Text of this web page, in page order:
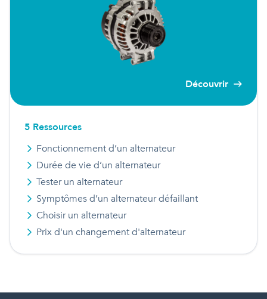
Découvrir
5 Ressources
Fonctionnement d’un alternateur
Durée de vie d’un alternateur
Tester un alternateur
Symptômes d’un alternateur défaillant
Choisir un alternateur
Prix d'un changement d'alternateur